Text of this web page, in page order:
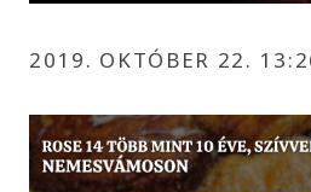
2019. OKTÓBER 22.